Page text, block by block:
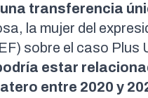
transferencia
la mujer del
sobre el caso Plus
estar
entre 2020 y